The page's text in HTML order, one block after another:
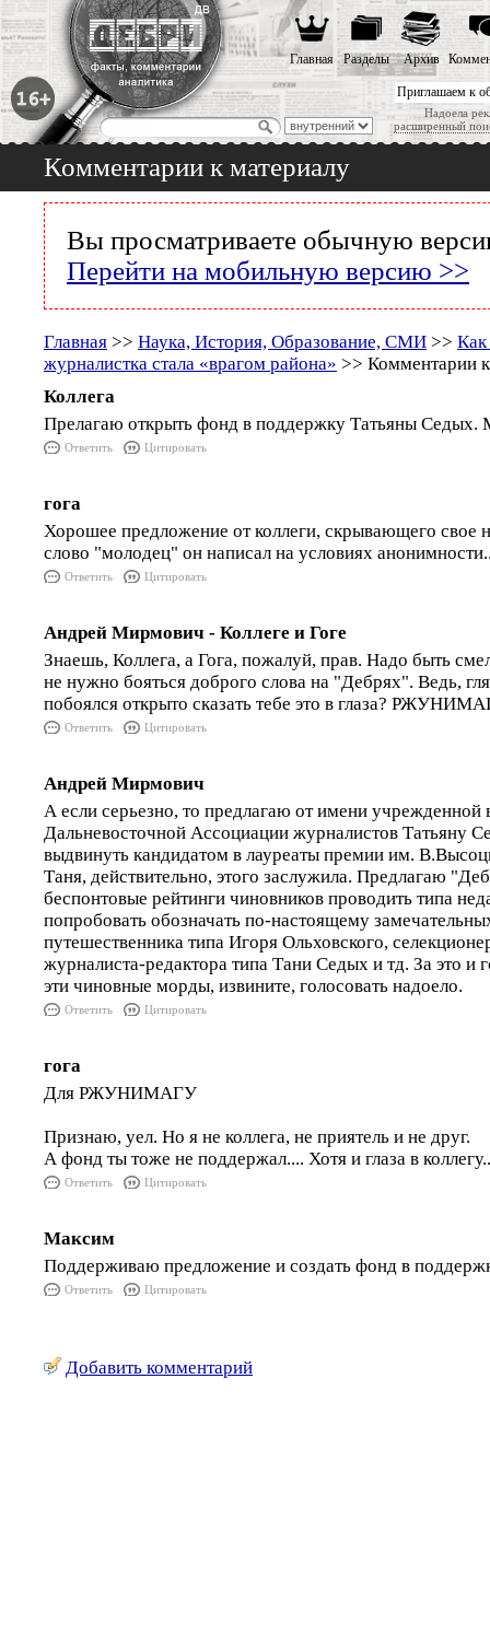
Приглашаем к
Надоела
расширенный
Главная Разделы Архив
Комментарии к материалу
Вы просматриваете обычную
Перейти на мобильную версию >>
Главная >> Наука, История, Образование, СМИ >> Как
журналистка стала «врагом района» >> Комментарии
Коллега
Прелагаю открыть фонд в поддержку Татьяны
Ответить Цитировать
гога
Хорошее предложение от коллеги, скрывающего свое
слово "молодец" он написал на условиях
Ответить Цитировать
Андрей Мирмович - Коллеге и Гоге
Знаешь, Коллега, а Гога, пожалуй, прав. Надо быть
не нужно бояться доброго слова на "Дебрях". Ведь,
побоялся открыто сказать тебе это в глаза?
Ответить Цитировать
Андрей Мирмович
А если серьезно, то предлагаю от имени
Дальневосточной Ассоциации журналистов Татьяну
выдвинуть кандидатом в лауреаты премии им.
Таня, действительно, этого заслужила. Предлагаю
беспонтовые рейтинги чиновников проводить типа
попробовать обозначать по-настоящему
путешественника типа Игоря Ольховского,
журналиста-редактора типа Тани Седых и тд. За это и
эти чиновные морды, извините, голосовать надоело.
Ответить Цитировать
гога
Для РЖУНИМАГУ
Признаю, уел. Но я не коллега, не приятель и не друг.
А фонд ты тоже не поддержал.... Хотя и глаза в
Ответить Цитировать
Максим
Поддерживаю предложение и создать фонд в
Ответить Цитировать
Добавить комментарий